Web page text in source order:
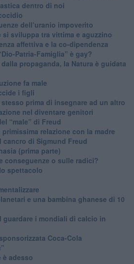
dentro di noi
dell’uranio impoverito
sviluppa tra vittima e aguzzino
affettiva e la co-dipendenza
Patria-Famiglia” è gay?
propaganda, la Natura è guidata
fa male
i figli
prima di insegnare ad un altro
nel diventare genitori
“male” di Freud
relazione con la madre
di Sigmund Freud
(prima parte)
conseguenze o sulle radici?
spettacolo
e una bambina ghanese di 10
i mondiali di calcio in
Coca-Cola
è adesso